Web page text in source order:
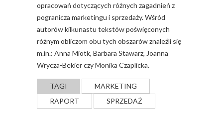
opracowań dotyczących różnych zagadnień z
pogranicza marketingu i sprzedaży. Wśród
autorów kilkunastu tekstów poświęconych
różnym obliczom obu tych obszarów znaleźli się
m.in.: Anna Miotk, Barbara Stawarz, Joanna
Wrycza-Bekier czy Monika Czaplicka.
TAGI
MARKETING
RAPORT
SPRZEDAŻ